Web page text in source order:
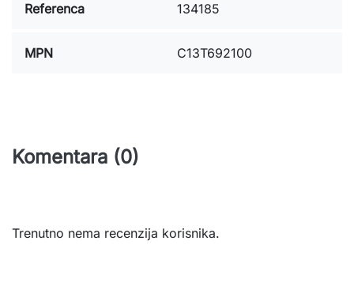
Referenca 134185
MPN C13T692100
Komentara (0)
Trenutno nema recenzija korisnika.